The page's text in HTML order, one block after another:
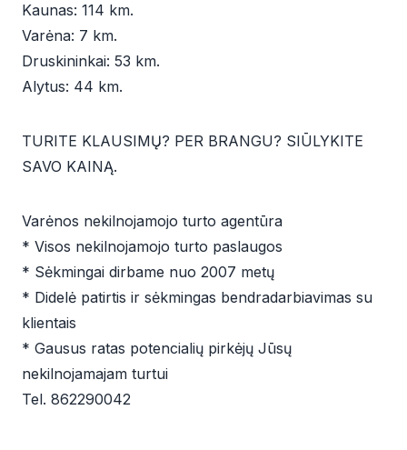
Kaunas: 114 km.
Varėna: 7 km.
Druskininkai: 53 km.
Alytus: 44 km.
TURITE KLAUSIMŲ? PER BRANGU? SIŪLYKITE
SAVO KAINĄ.
Varėnos nekilnojamojo turto agentūra
* Visos nekilnojamojo turto paslaugos
* Sėkmingai dirbame nuo 2007 metų
* Didelė patirtis ir sėkmingas bendradarbiavimas su
klientais
* Gausus ratas potencialių pirkėjų Jūsų
nekilnojamajam turtui
Tel. 862290042